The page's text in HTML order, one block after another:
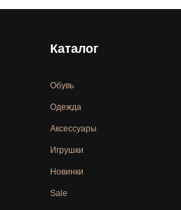
Каталог
Обувь
Одежда
Аксессуары
Игрушки
Новинки
Sale